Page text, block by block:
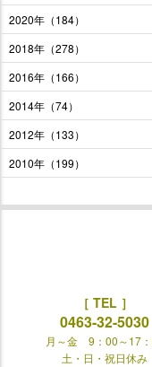
2020年（184）
2018年（278）
2016年（166）
2014年（74）
2012年（133）
2010年（199）
［ TEL ］
0463-32-5030
月～金 9：00～17
土・日・祝日休み